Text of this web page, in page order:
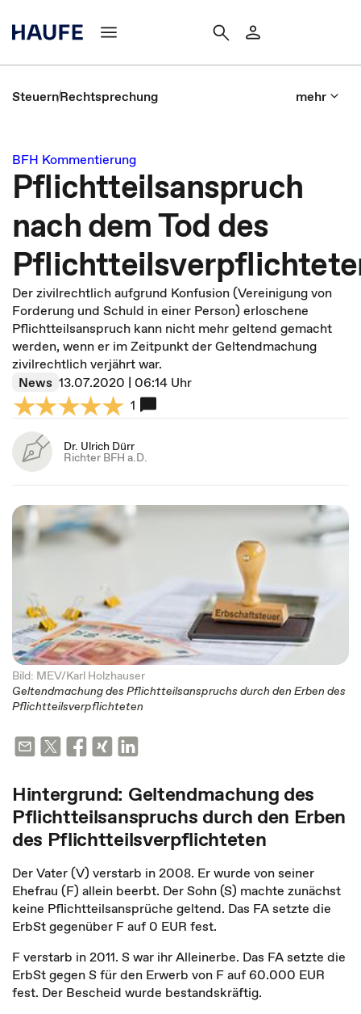
SteuernRechtsprechung mehr
BFH Kommentierung
Pflichtteilsanspruch
nach dem Tod des
Der zivilrechtlich aufgrund Konfusion (Vereinigung von
Forderung und Schuld in einer Person) erloschene
Pflichtteilsanspruch kann nicht mehr geltend gemacht
werden, wenn er im Zeitpunkt der Geltendmachung
zivilrechtlich verjährt war.
News 13.07.2020 | 06:14 Uhr
1
Dr. Ulrich Dürr
Richter BFH a.D.
Bild: MEV/Karl Holzhauser
Geltendmachung des Pflichtteilsanspruchs durch den Erben des
Pflichtteilsverpflichteten
Hintergrund: Geltendmachung des
Pflichtteilsanspruchs durch den Erben
des Pflichtteilsverpflichteten
Der Vater (V) verstarb in 2008. Er wurde von seiner
Ehefrau (F) allein beerbt. Der Sohn (S) machte zunächst
keine Pflichtteilsansprüche geltend. Das FA setzte die
ErbSt gegenüber F auf 0 EUR fest.
F verstarb in 2011. S war ihr Alleinerbe. Das FA setzte die
ErbSt gegen S für den Erwerb von F auf 60.000 EUR
fest. Der Bescheid wurde bestandskräftig.